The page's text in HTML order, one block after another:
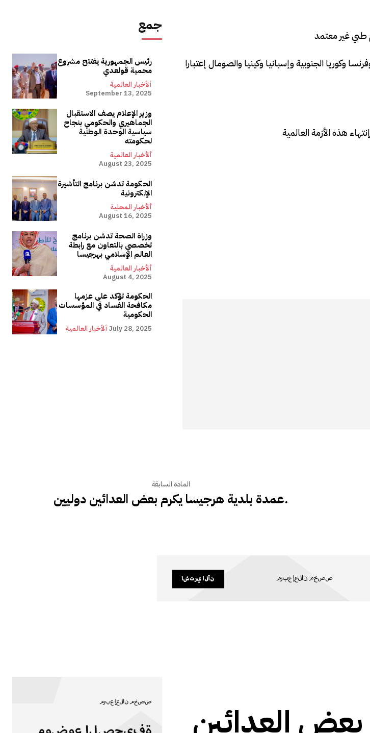
جمع
رئيس الجمهورية يفتتح مشروع
محمية قولعدي
ألأخبار العالمية
September 13, 2025
وزير الإعلام يصف الاستقبال
الجماهيري والحكومي بنجاح
سياسية الوحدة الوطنية
لحكومته
ألأخبار العالمية
August 23, 2025
الحكومة تدشن برنامج التأشيرة
الإلكترونية
ألأخبار المحلية
August 16, 2025
وزراة الصحة تدشن برنامج
تخصصي بالتعاون مع رابطة
العالم الإسلامي بهرجيسا
ألأخبار العالمية
August 4, 2025
الحكومة تؤكد على عزمها
مكافحة الفساد في المؤسسات
الحكومية
ألأخبار العالمية July 28, 2025
الجنوبية وإسبانيا وكينيا والصومال إعتبارا
المادة السابقة
عمدة بلدية هرجيسا يكرم بعض العدائين دوليين.